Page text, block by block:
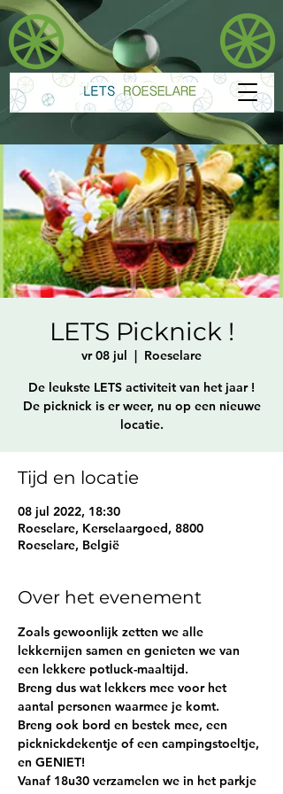
LETS Picknick !
vr 08 jul
  |
Roeselare
De leukste LETS activiteit van het jaar !
De picknick is er weer, nu op een nieuwe
locatie.
Tijd en locatie
08 jul 2022, 18:30
Roeselare, Kerselaargoed, 8800
Roeselare, België
Over het evenement
Zoals gewoonlijk zetten we alle
lekkernijen samen en genieten we van
een lekkere potluck-maaltijd.
Breng dus wat lekkers mee voor het
aantal personen waarmee je komt.
Breng ook bord en bestek mee, een
picknickdekentje of een campingstoeltje,
en GENIET!
Vanaf 18u30 verzamelen we in het parkje